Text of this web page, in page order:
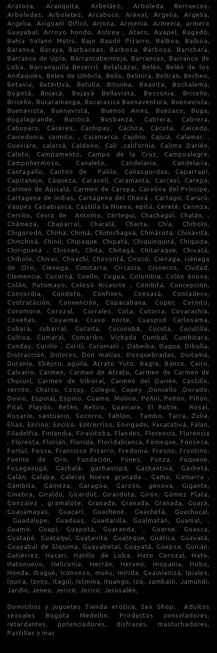
Aratoca, Arauquita, Arbeláez, Arboleda Berruecos,
Arboledas, Arboletes, Arcabuco, Arenal, Argelia, Argelia,
Argelia, Ariguaní Difícil, Arjona, Armenia, Armenia, armero
Guayabal, Arroyo hondo, Astrea , Ataco, Ayapel, Bagadó,
Bahía Solano Mútis, Bajo Baudó Pizarro, Balboa, Balboa,
Baranoa, Baraya, Barbacoas, Barbosa, Barbosa, Barichara,
Barranca de Upía, Barrancabermeja, Barrancas, Barranco de
Loba, Barranquilla Becerril, Belalcázar, Belén, Belén de los
Andaquíes, Belén de Umbría, Bello, Belmira, Beltrán, Berbeo,
Betania, Betéitiva, Betulia, Bituima, Boavita, Bochalema,
Bogotá, Bojacá, Bojayá Bellavista, Bosconia, Briceño,
Briceño, Bucaramanga, Bucarasica Buenaventura, Buenavista,
Buenavista, Buenavista, Buenos Aires, Buesaco, Buga,
Bugalagrande, Buriticá, Busbanzá, Cabrera, Cabrera,
Cabuyaro, Cáceres, Cachipay, Cáchira, Cácota, Caicedo,
Caicedonia, caimito, , Cajamarca, Cajibío, Cajicá, Calamar, ,
Guaviare, calarcá, Caldono, Cali ,california, Calima Darién,
Caloto, Campamento, Campo de la Cruz, Campoalegre,
Campohermoso, Canalete, Candelaria, Candelaria,
Cantagallo, Cantón de Pablo, Cañasgordas, Caparrapí,
Capitanejo, Cáqueza, Caracolí, Caramanta, Carcasí, Carepa,
Carmen de Apicalá, Carmen de Carupa, Carolina del Príncipe,
Cartagena de Indias, Cartagena del Chairá , Cartago, Carurú,
Vaupés Casabianca, Castilla la Nueva, epitá, Cereté, Cerinza,
Cerrito, Cerro de Antonio, Cértegui, Chachagüí, Chalán, ,
Chámeza, Chaparral, Charalá, Charta, Chía, Chibolo,
Chigorodó, Chima, Chimá, Chimichagua, Chinácota, Chinavita,
Chinchiná, Chinú, Chipaque, Chipatá, Chiquinquirá, Chíquiza,
Chiriguaná , Chiscas, Chita, Chitagá, Chitaraque, Chivatá,
Chibolo, Chivor, Choachí, Chocontá, Cicuco, Ciénaga, ciénaga
de Oro, Ciénega, Cimitarra, Circasia, Cisneros, Ciudad,
Clemencia, Cocorná, Coello, Cogua, Colombia, Colón énova,
Colón, Putumayo, Colosó Ricaurte , Cómbita, Concepción,
Concordia, Condoto, Confines, Consacá, Contadero,
Contratación, Convención, Copacabana, Coper, Corinto,
Coromoro, Corozal, Corrales, Cota, Cotorra, Covarachía,
Coveñas, Coyaima, Cravo norte, Cuaspud Carlosama,
Cubará, cubarral, Cucaita, Cucunubá, Cúcuta, Cucutilla,
Cuítiva, Cumaral, Cumaribo, Vichada Cumbal, Cumbitara,
Cunday, Curillo , Curití, Curumaní , Dabeiba, Dagua, Dibulla,
Distracción, Dolores, Don matías, Dosquebradas, Duitama,
Duranía, Ebéjico, aguila, Atrato Yuto, Bagre, Banco, Cairo,
Calvario, Carmen, Carmen de Atrato, Carmen de Carmen de
Chucurí, Carmen de Viboral, Carmen del Darién, Castillo,
cerrito, Charco, Cocuy, Colegio, Copey ,Doncello ,Dorado,
Dovio, Espinal, Espino, Guamo, Molino, Peñol, Peñón, Piñón,
Pital, Playón, Retén, Retiro, Guaviare, El Roble, Rosal,
Rosario, santuario, Socorro, Tablón, Tambo, Tarra, Zulia,
Elías, Encino, Enciso, Entrerríos, Envigado, Facatativá, Falan,
Filadelfia, Finlandia, Firavitoba, Flandes, Florencia, Florencia
, Floresta, Florián, Florida, Floridablanca, Fómeque, Fonseca,
Fortul, Fosca, Francisco Pizarro, Fredonia, Fresno, Frontino,
Fuente de Oro, Fundación, Funes, Funza, Fúquene,
Fusagasugá, Gachalá, gachancipá, Gachantivá, Gachetá,
Galán, Galapa, Galeras Nueva granada , Gama, Gamarra ,
Gámbita, Gámeza, Garagoa, Garzón, génova, Gigante,
Ginebra, Giraldo, Girardot, Girardota, Girón, Gómez Plata,
González , gramalote, Granada, Granada, Granada, Guaca,
Guacamayas, Guacarí, Guachené, Guachetá, Guachucal,
Guadalupe, Guaduas, Guaitarilla, Gualmatán, Guamal, ,
Guamo, Guapí, Guapotá, Guaranda, , Guarne, Guasca,
Guatapé, Guataquí, Guatavita, Guateque, Guática, Guavatá,
Guayabal de Síquima, Guayabetal, Guayatá, Güepsa, Güicán,
Gutiérrez, Hacarí, Hatillo de Loba, Hato Corozal, Hato,
Hatonuevo, Heliconia, Herrán, Herveo, Hispania, Hobo,
Honda, Ibagué, Icononzo, mués, Inírida, GuainíaInzá, Ipiales,
Íquira, Isnos, Itagüí, Istmina, Ituango, Iza, Jambaló, Jamundí,
Jardín, Jeneo, Jericó, Jericó, Jerusalén,
Domicilios y juguetes Tienda erotica, Sex Shop, Adultos
sexuales Bogota Medellin, Productos consoladores,
retardantes, potenciadores, disfraces, masturbadores,
Pastillas y mas